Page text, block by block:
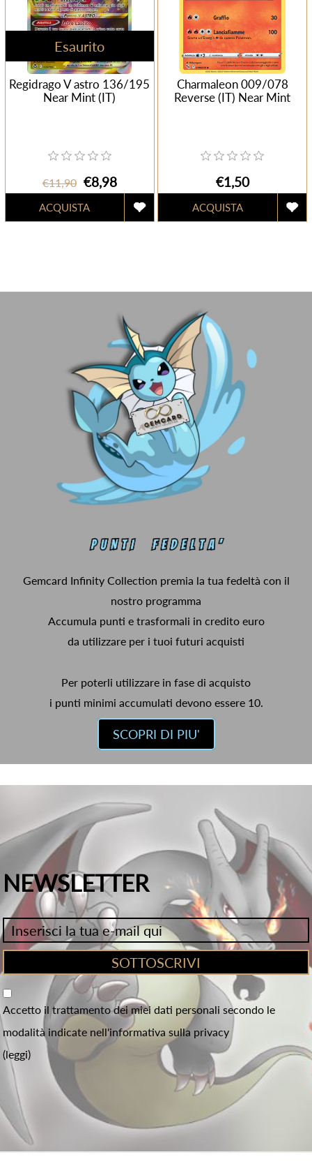
Esaurito
Regidrago V astro 136/195
Near Mint (IT)
€11,90 €8,98
Charmaleon 009/078
Reverse (IT) Near Mint
€1,50
Gemcard Infinity Collection premia la tua fedeltà con il
nostro programma
Accumula punti e trasformali in credito euro
da utilizzare per i tuoi futuri acquisti
Per poterli utilizzare in fase di acquisto
i punti minimi accumulati devono essere 10.
SCOPRI DI PIU'
NEWSLETTER
Accetto il trattamento dei miei dati personali secondo le
modalità indicate nell'informativa sulla privacy
(leggi)